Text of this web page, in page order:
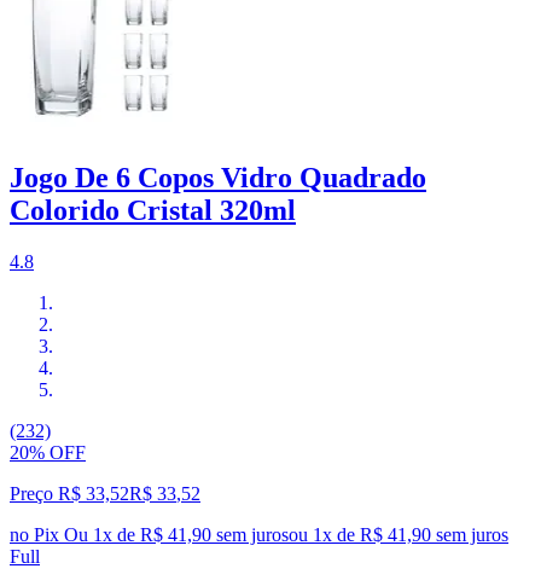
Jogo De 6 Copos Vidro Quadrado
Colorido Cristal 320ml
4.8
(232)
20% OFF
Preço R$ 33,52R$ 33,52
no Pix Ou 1x de R$ 41,90 sem jurosou 1x de R$ 41,90 sem juros
Full